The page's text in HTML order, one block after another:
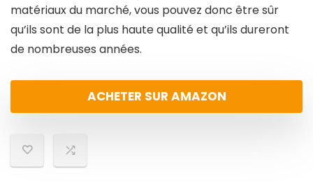
matériaux du marché, vous pouvez donc être sûr
qu’ils sont de la plus haute qualité et qu’ils dureront
de nombreuses années.
ACHETER SUR AMAZON